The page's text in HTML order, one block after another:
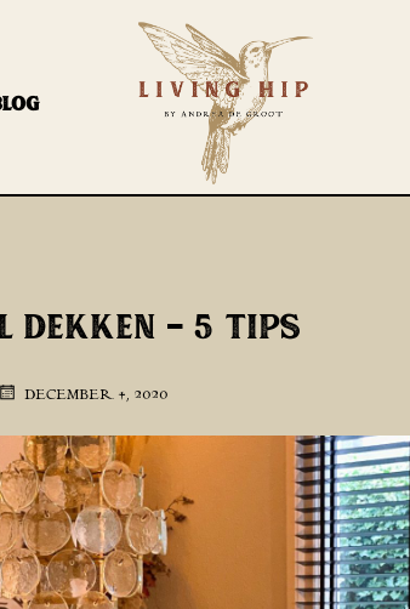
DEKKEN – 5 TIPS
DECEMBER 4, 2020